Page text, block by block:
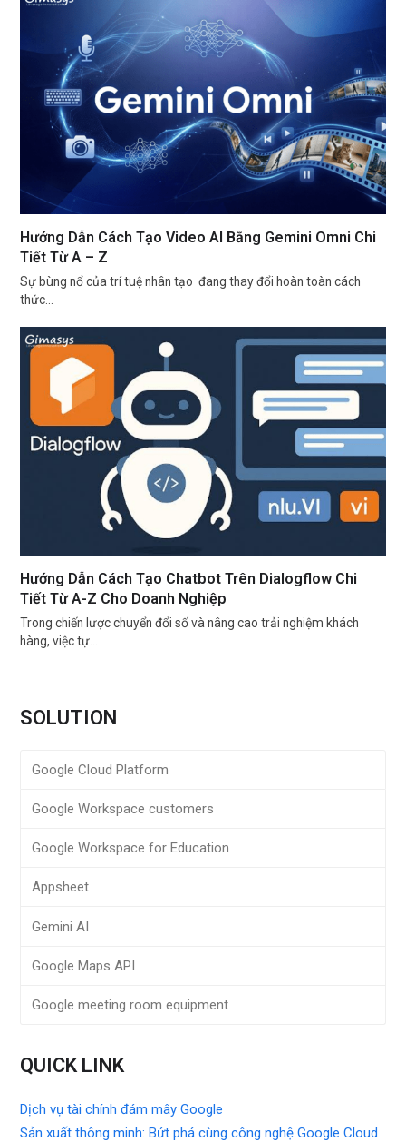
Hướng Dẫn Cách Tạo Video AI Bằng Gemini Omni Chi
Tiết Từ A – Z
Sự bùng nổ của trí tuệ nhân tạo đang thay đổi hoàn toàn cách
thức…
Hướng Dẫn Cách Tạo Chatbot Trên Dialogflow Chi
Tiết Từ A-Z Cho Doanh Nghiệp
Trong chiến lược chuyển đổi số và nâng cao trải nghiệm khách
hàng, việc tự…
SOLUTION
Google Cloud Platform
Google Workspace customers
Google Workspace for Education
Appsheet
Gemini AI
Google Maps API
Google meeting room equipment
QUICK LINK
Dịch vụ tài chính đám mây Google
Sản xuất thông minh: Bứt phá cùng công nghệ Google Cloud